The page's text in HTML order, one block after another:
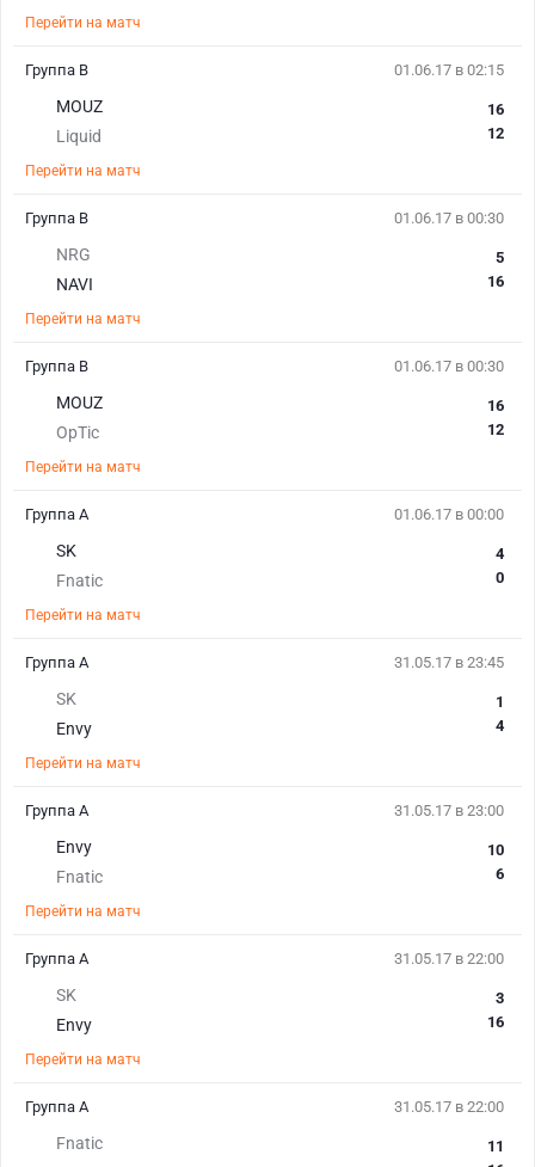
Перейти на матч
01.06.17 в 02:15
MOUZ
Liquid
16
12
Перейти на матч
Группа В
01.06.17 в 00:30
NRG
NAVI
5
16
Перейти на матч
Группа В
01.06.17 в 00:30
MOUZ
OpTic
16
12
Перейти на матч
Группа В
01.06.17 в 00:00
SK
Fnatic
4
0
Перейти на матч
Группа А
31.05.17 в 23:45
SK
Envy
1
4
Перейти на матч
Группа А
31.05.17 в 23:00
Envy
Fnatic
10
6
Перейти на матч
Группа А
31.05.17 в 22:00
SK
Envy
3
16
Перейти на матч
Группа А
31.05.17 в 22:00
Fnatic
11
Группа А